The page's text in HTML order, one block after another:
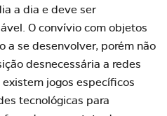
a dia e deve ser
O convívio com objetos
a se desenvolver, porém não
desnecessária a redes
jogos específicos
tecnológicas para